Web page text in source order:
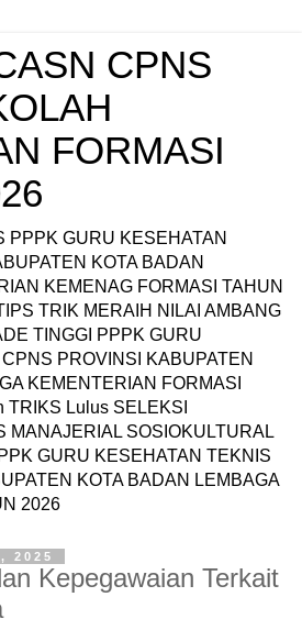
CPNS
FORMASI
PPPK GURU KESEHATAN
KOTA BADAN
KEMENAG FORMASI TAHUN
TRIK MERAIH NILAI AMBANG
TINGGI PPPK GURU
PROVINSI KABUPATEN
KEMENTERIAN FORMASI
Lulus SELEKSI
MANAJERIAL SOSIOKULTURAL
GURU KESEHATAN TEKNIS
KOTA BADAN LEMBAGA
2026
2025
Kepegawaian Terkait